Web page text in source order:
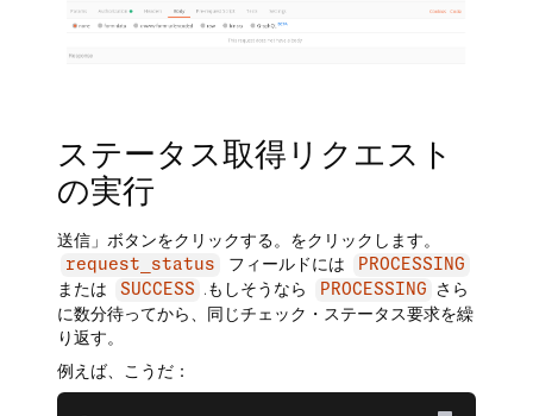
ステータス取得リクエスト
の実行
送信」ボタンをクリックする。をクリックします。
request_status フィールドには PROCESSING
または SUCCESS .もしそうなら PROCESSING
さら
に数分待ってから、同じチェック・ステータス要求を繰
り返す。
例えば、こうだ：